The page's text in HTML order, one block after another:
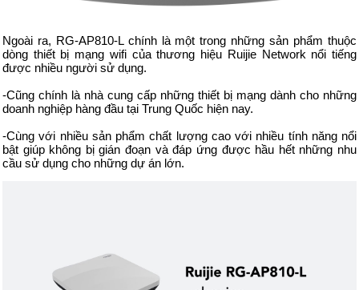
Ngoài ra, RG-AP810-L chính là một trong những sản phẩm thuộc
dòng thiết bị mạng wifi của thương hiệu Ruijie Network nổi tiếng
được nhiều người sử dụng.
-Cũng chính là nhà cung cấp những thiết bị mạng dành cho những
doanh nghiệp hàng đầu tại Trung Quốc hiện nay.
-Cùng với nhiều sản phẩm chất lượng cao với nhiều tính năng nổi
bật giúp không bị gián đoạn và đáp ứng được hầu hết những nhu
cầu sử dụng cho những dự án lớn.